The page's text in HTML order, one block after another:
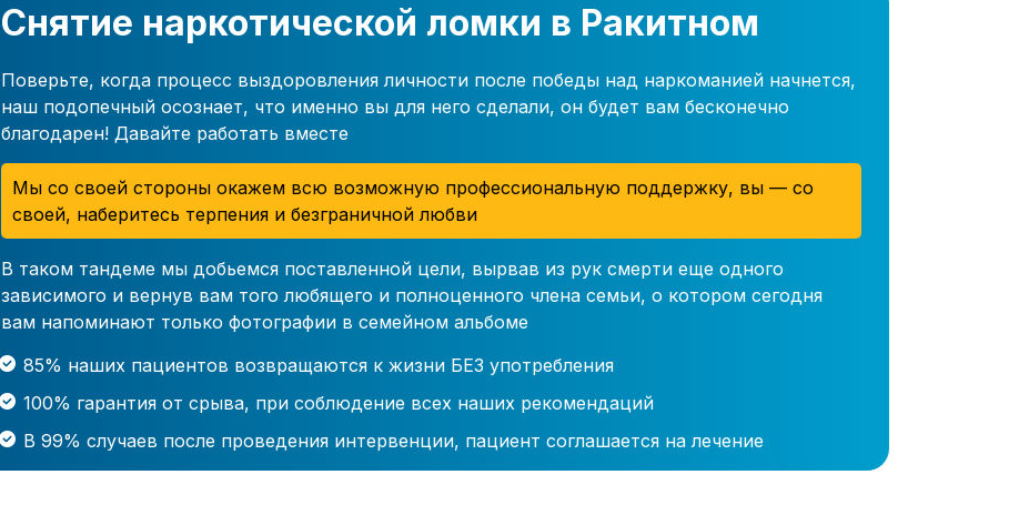
Снятие наркотической ломки в Ракитном
Поверьте, когда процесс выздоровления личности после победы над наркоманией начнется,
наш подопечный осознает, что именно вы для него сделали, он будет вам бесконечно
благодарен! Давайте работать вместе
Мы со своей стороны окажем всю возможную профессиональную поддержку, вы — со
своей, наберитесь терпения и безграничной любви
В таком тандеме мы добьемся поставленной цели, вырвав из рук смерти еще одного
зависимого и вернув вам того любящего и полноценного члена семьи, о котором сегодня
вам напоминают только фотографии в семейном альбоме
85% наших пациентов возвращаются к жизни БЕЗ употребления
100% гарантия от срыва, при соблюдение всех наших рекомендаций
В 99% случаев после проведения интервенции, пациент соглашается на лечение